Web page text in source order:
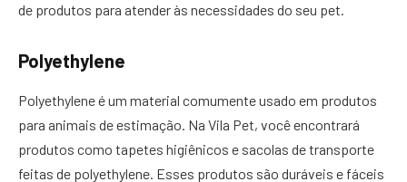
de produtos para atender às necessidades do seu pet.
Polyethylene
Polyethylene é um material comumente usado em produtos
para animais de estimação. Na Vila Pet, você encontrará
produtos como tapetes higiênicos e sacolas de transporte
feitas de polyethylene. Esses produtos são duráveis ​​e fáceis